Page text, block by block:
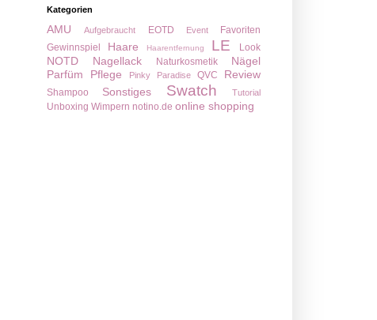
Kategorien
AMU Aufgebraucht EOTD Event
Favoriten
Gewinnspiel
Haare Haarentfernung LE Look
NOTD Nagellack Naturkosmetik
Nägel
Parfüm
Pflege Pinky Paradise QVC Review
Shampoo Sonstiges Swatch Tutorial
Unboxing Wimpern notino.de online shopping